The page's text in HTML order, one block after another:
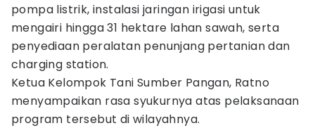
pompa listrik, instalasi jaringan irigasi untuk
mengairi hingga 31 hektare lahan sawah, serta
penyediaan peralatan penunjang pertanian dan
charging station.
Ketua Kelompok Tani Sumber Pangan, Ratno
menyampaikan rasa syukurnya atas pelaksanaan
program tersebut di wilayahnya.